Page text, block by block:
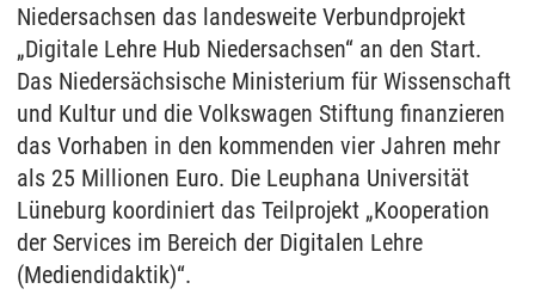
Niedersachsen das landesweite Verbundprojekt
„Digitale Lehre Hub Niedersachsen“ an den Start.
Das Niedersächsische Ministerium für Wissenschaft
und Kultur und die Volkswagen Stiftung finanzieren
das Vorhaben in den kommenden vier Jahren mehr
als 25 Millionen Euro. Die Leuphana Universität
Lüneburg koordiniert das Teilprojekt „Kooperation
der Services im Bereich der Digitalen Lehre
(Mediendidaktik)“.